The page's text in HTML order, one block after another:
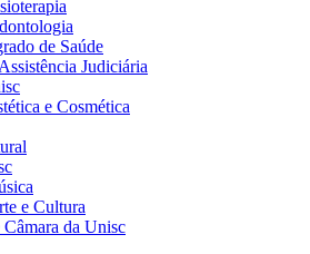
de Saúde
Judiciária
e Cosmética
e Cultura
Câmara da Unisc